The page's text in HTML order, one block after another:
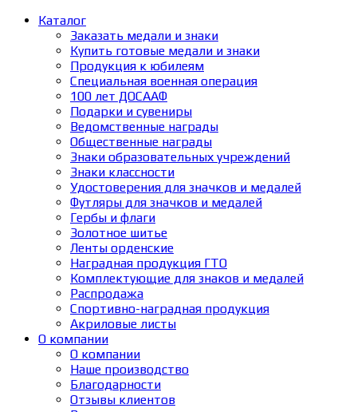
Каталог
Заказать медали и знаки
Купить готовые медали и знаки
Продукция к юбилеям
Специальная военная операция
100 лет ДОСААФ
Подарки и сувениры
Ведомственные награды
Общественные награды
Знаки образовательных учреждений
Знаки классности
Удостоверения для значков и медалей
Футляры для значков и медалей
Гербы и флаги
Золотное шитье
Ленты орденские
Наградная продукция ГТО
Комплектующие для знаков и медалей
Распродажа
Спортивно-наградная продукция
Акриловые листы
О компании
О компании
Наше производство
Благодарности
Отзывы клиентов